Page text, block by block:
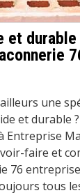
et durable
une
et durable
Entreprise
faire et
76
tous